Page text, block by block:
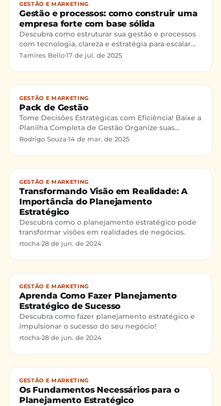
GESTÃO E MARKETING
Gestão e processos: como construir uma
empresa forte com base sólida
Descubra como estruturar sua gestão e processos
com tecnologia, clareza e estratégia para escalar
sua empresa com eficiência. Antes de 2011, apenas
Tamires Bello·17 de jul. de 2025
GESTÃO E MARKETING
Pack de Gestão
Tome Decisões Estratégicas com Eficiência! Baixe a
Planilha Completa de Gestão Organize suas
prioridades, elimine gargalos e transforme seu
Rodrigo Souza·14 de mar. de 2025
GESTÃO E MARKETING
Transformando Visão em Realidade: A
Importância do Planejamento
Estratégico
Descubra como o planejamento estratégico pode
transformar visões em realidades de negócios.
rtocha·28 de jun. de 2024
GESTÃO E MARKETING
Aprenda Como Fazer Planejamento
Estratégico de Sucesso
Descubra como fazer planejamento estratégico e
impulsionar o sucesso do seu negócio!
rtocha·28 de jun. de 2024
GESTÃO E MARKETING
Os Fundamentos Necessários para o
Planejamento Estratégico